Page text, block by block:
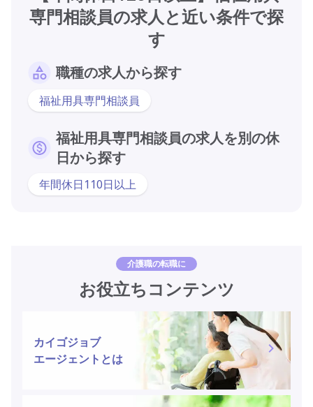
専門相談員の求人と近い条件で探
す
職種の求人から探す
福祉用具専門相談員
福祉用具専門相談員の求人を別の休
日から探す
年間休日110日以上
介護職の転職に
お役立ちコンテンツ
カイゴジョブ
エージェントとは